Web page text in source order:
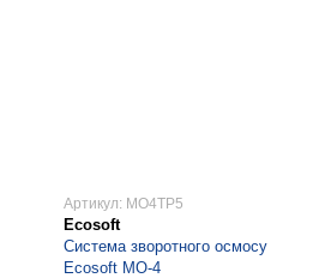
Артикул: MO4TP5
Ecosoft
Система зворотного осмосу
Ecosoft МО-4